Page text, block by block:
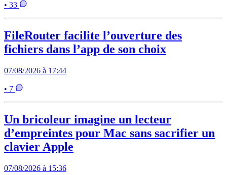
• 33
FileRouter facilite l’ouverture des
fichiers dans l’app de son choix
07/08/2026 à 17:44
• 7
Un bricoleur imagine un lecteur
d’empreintes pour Mac sans sacrifier un
clavier Apple
07/08/2026 à 15:36